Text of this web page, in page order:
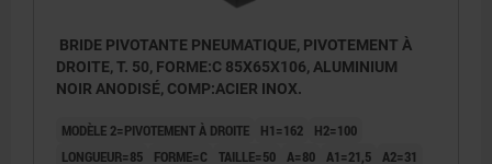
BRIDE PIVOTANTE PNEUMATIQUE, PIVOTEMENT À
DROITE, T. 50, FORME:C 85X65X106, ALUMINIUM
NOIR ANODISÉ, COMP:ACIER INOX.
MODÈLE 2=PIVOTEMENT À DROITE H1=162
H2=100
LONGUEUR=85
FORME=C TAILLE=50 A=80 A1=21,5 A2=31